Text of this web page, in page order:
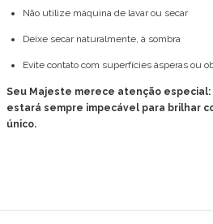
Não utilize máquina de lavar ou secar
Deixe secar naturalmente, à sombra
Evite contato com superfícies ásperas ou
Seu Majeste merece atenção especial:
estará sempre impecável para brilhar
único.